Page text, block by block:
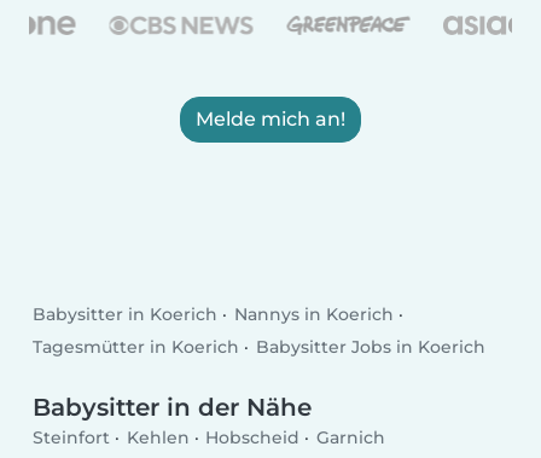
Melde mich an!
Babysitter in Koerich
Nannys in Koerich
Tagesmütter in Koerich
Babysitter Jobs in Koerich
Babysitter in der Nähe
Steinfort Kehlen Hobscheid Garnich